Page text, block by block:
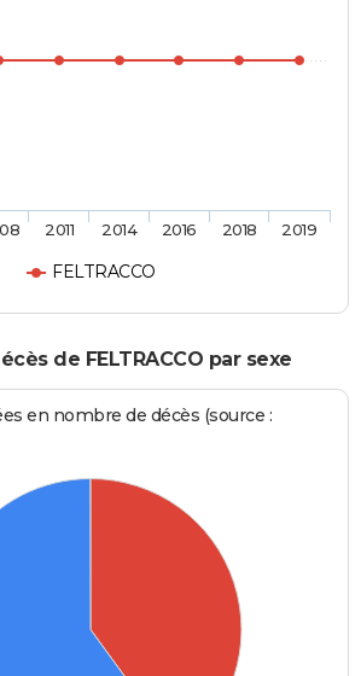
FELTRACCO
2011 2014 2016 2018 2019
de FELTRACCO par sexe
en nombre de décès (source :